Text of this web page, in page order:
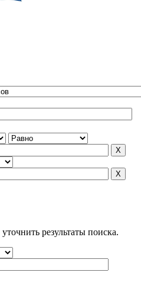
результаты поиска.